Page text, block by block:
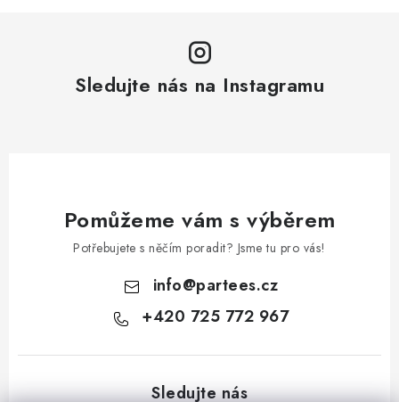
Sledujte nás na Instagramu
Pomůžeme vám s výběrem
Potřebujete s něčím poradit? Jsme tu pro vás!
info@partees.cz
+420 725 772 967